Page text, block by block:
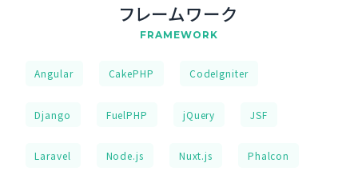
フレームワーク
FRAMEWORK
Angular CakePHP CodeIgniter
Django FuelPHP jQuery JSF
Laravel Node.js Nuxt.js Phalcon